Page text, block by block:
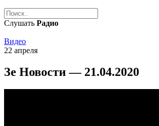
Слушать Радио
Видео
22 апреля
Зе Новости — 21.04.2020